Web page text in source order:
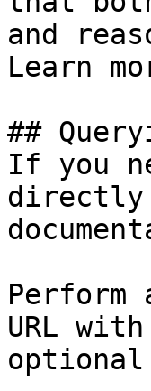
and
Learn
##
If you
directly
Perform
URL